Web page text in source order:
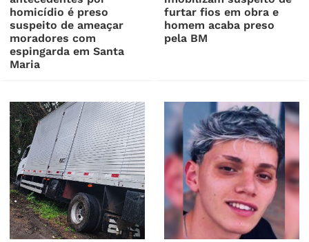
homicídio é preso
suspeito de ameaçar
moradores com
espingarda em Santa
Maria
furtar fios em obra e
homem acaba preso
pela BM